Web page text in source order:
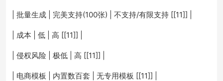
| 批量生成 | 完美支持(100张) | 不支持/有限支持 [[11]] |
| 成本 | 低 | 高 [[11]] |
| 侵权风险 | 极低 | 高 [[11]] |
| 电商模板 | 内置数百套 | 无专用模板 [[11]] |